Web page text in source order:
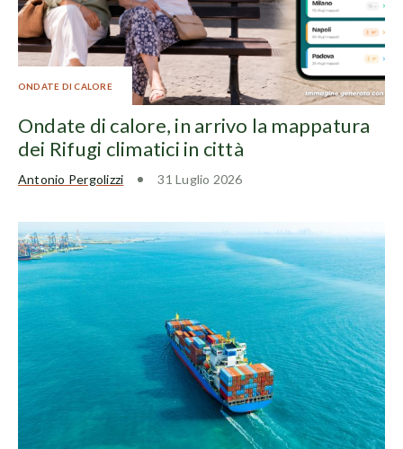
ONDATE DI CALORE
Ondate di calore, in arrivo la mappatura
dei Rifugi climatici in città
Antonio Pergolizzi 31 Luglio 2026